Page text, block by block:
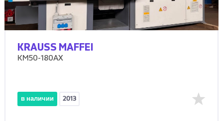
KRAUSS MAFFEI
KM50-180AX
в наличии 2013